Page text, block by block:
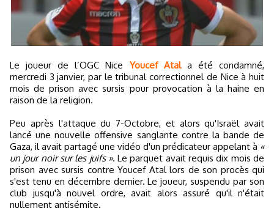
Le joueur de l’OGC Nice Youcef Atala été condamné,
mercredi 3 janvier, par le tribunal correctionnel de Nice à huit
mois de prison avec sursis pour provocation à la haine en
raison de la religion.
Peu après l'attaque du 7-Octobre, et alors qu'Israël avait
lancé une nouvelle offensive sanglante contre la bande de
Gaza, il avait partagé une vidéo d'un prédicateur appelant à «
un jour noir sur les juifs ». Le parquet avait requis dix mois de
prison avec sursis contre Youcef Atal lors de son procès qui
s'est tenu en décembre dernier. Le joueur, suspendu par son
club jusqu'à nouvel ordre, avait alors assuré qu'il n'était
nullement antisémite.